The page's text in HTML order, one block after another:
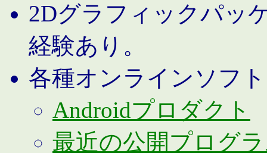
2Dグラフィックパッ
経験あり。
各種オンラインソフ
Androidプロダクト
最近の公開プログ